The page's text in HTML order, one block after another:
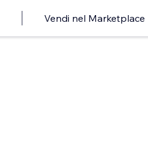
Vendi nel Marketplace